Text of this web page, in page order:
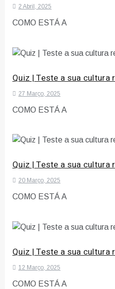
2 Abril, 2025
COMO ESTÁ A
Quiz | Teste a sua cultura
27 Março, 2025
COMO ESTÁ A
Quiz | Teste a sua cultura
20 Março, 2025
COMO ESTÁ A
Quiz | Teste a sua cultura
12 Março, 2025
COMO ESTÁ A